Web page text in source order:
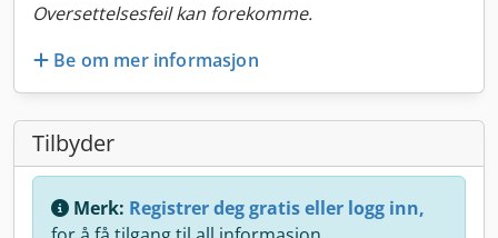
Oversettelsesfeil kan forekomme.
Be om mer informasjon
Tilbyder
Merk: Registrer deg gratis eller logg inn,